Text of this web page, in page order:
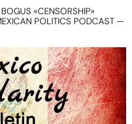
«CENSORSHIP»
POLITICS PODCAST —